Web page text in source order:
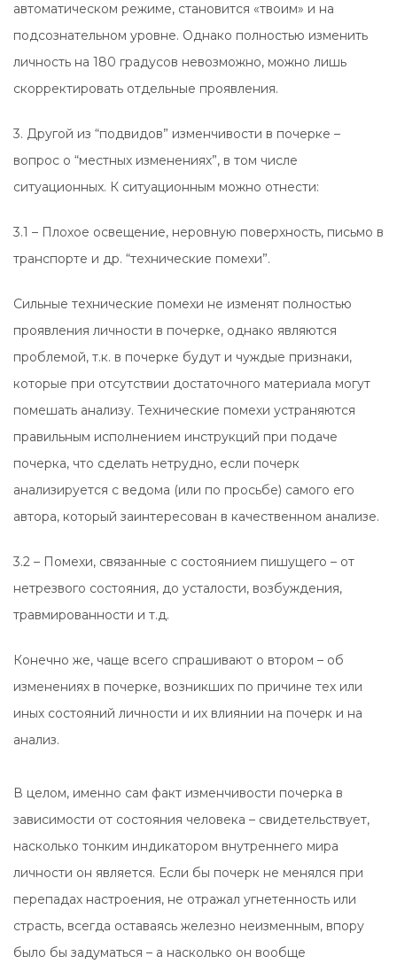
автоматическом режиме, становится «твоим» и на
подсознательном уровне. Однако полностью изменить
личность на 180 градусов невозможно, можно лишь
скорректировать отдельные проявления.
3. Другой из “подвидов” изменчивости в почерке –
вопрос о “местных изменениях”, в том числе
ситуационных. К ситуационным можно отнести:
3.1 – Плохое освещение, неровную поверхность, письмо в
транспорте и др. “технические помехи”.
Сильные технические помехи не изменят полностью
проявления личности в почерке, однако являются
проблемой, т.к. в почерке будут и чуждые признаки,
которые при отсутствии достаточного материала могут
помешать анализу. Технические помехи устраняются
правильным исполнением инструкций при подаче
почерка, что сделать нетрудно, если почерк
анализируется с ведома (или по просьбе) самого его
автора, который заинтересован в качественном анализе.
3.2 – Помехи, связанные с состоянием пишущего – от
нетрезвого состояния, до усталости, возбуждения,
травмированности и т.д.
Конечно же, чаще всего спрашивают о втором – об
изменениях в почерке, возникших по причине тех или
иных состояний личности и их влиянии на почерк и на
анализ.
В целом, именно сам факт изменчивости почерка в
зависимости от состояния человека – свидетельствует,
насколько тонким индикатором внутреннего мира
личности он является. Если бы почерк не менялся при
перепадах настроения, не отражал угнетенность или
страсть, всегда оставаясь железно неизменным, впору
было бы задуматься – а насколько он вообще